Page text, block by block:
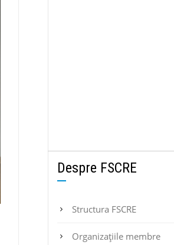
Despre FSCRE
Structura FSCRE
Organizațiile membre